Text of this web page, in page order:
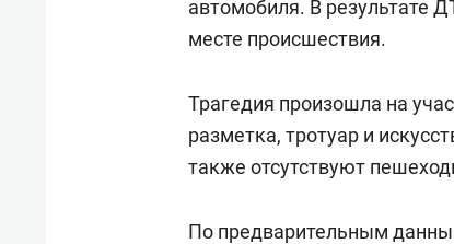
автомобиля. В результате
месте происшествия.
Трагедия произошла на
разметка, тротуар и
также отсутствуют
По предварительным